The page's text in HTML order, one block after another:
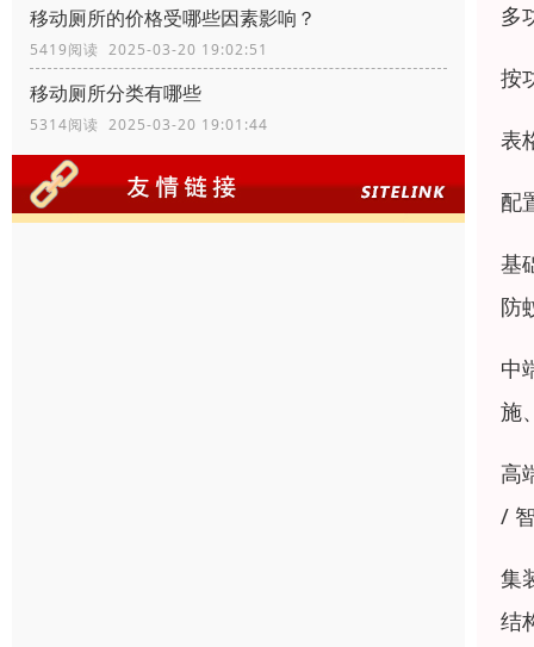
移动厕所的价格受哪些因素影响？
5419阅读 2025-03-20 19:02:51
移动厕所分类有哪些
5314阅读 2025-03-20 19:01:44
多
按
表
配
基
防
中
施
高
/
集
结